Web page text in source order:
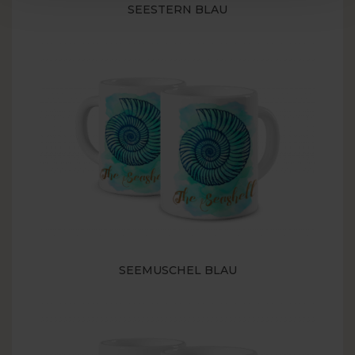
SEESTERN BLAU
SEEMUSCHEL BLAU